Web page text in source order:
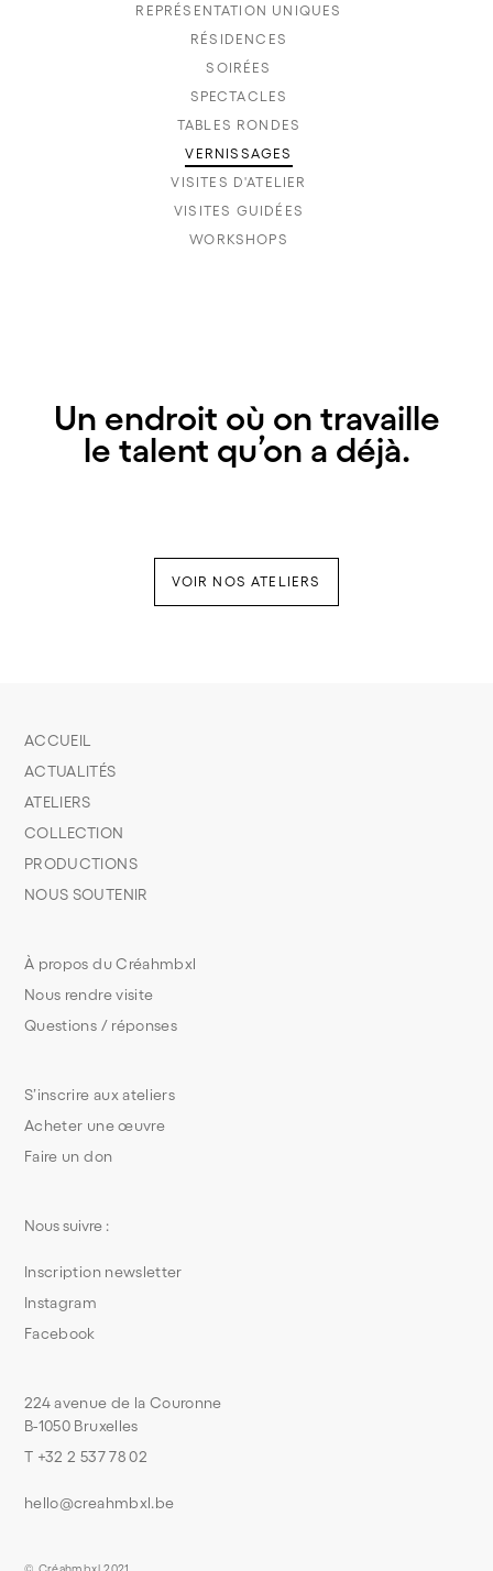
REPRÉSENTATION UNIQUES
RÉSIDENCES
SOIRÉES
SPECTACLES
TABLES RONDES
VERNISSAGES
VISITES D'ATELIER
VISITES GUIDÉES
WORKSHOPS
Un endroit où on travaille
le talent qu’on a déjà.
VOIR NOS ATELIERS
S’inscrire aux ateliers
Acheter une œuvre
Faire un don
À propos du Créahmbxl
Nous rendre visite
Questions / réponses
ACCUEIL
ACTUALITÉS
ATELIERS
COLLECTION
PRODUCTIONS
NOUS SOUTENIR
224 avenue de la Couronne
B-1050 Bruxelles
T +32 2 537 78 02
hello@creahmbxl.be
Nous suivre :
Inscription newsletter
Instagram
Facebook